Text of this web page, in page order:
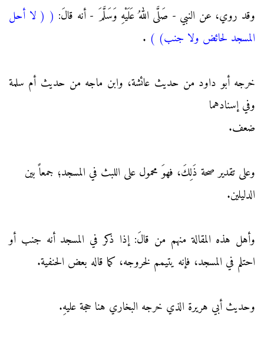
وقد روي، عن النبي - صَلَّى اللهُ عَلَيْهِ وَسَلَّمَ - أنه قالَ: ( ( لا أحل
المسجد لحائض ولا جنب) )
.
خرجه أبو داود من حديث عائشة، وابن ماجه من حديث أم سلمة
وفي إسنادهما
ضعف.
وعلى تقدير صحة ذَلِكَ، فهوَ محمول على اللبث في المسجد؛ جمعاً بين
الدليلين.
وأهل هذه المقالة منهم من قالَ: إذا ذكر في المسجد أنه جنب أو
احتلم في المسجد، فإنه يتيمم لخروجه، كما قاله بعض الحنفية.
وحديث أبي هريرة الذي خرجه البخاري هنا حجة عليهِ.